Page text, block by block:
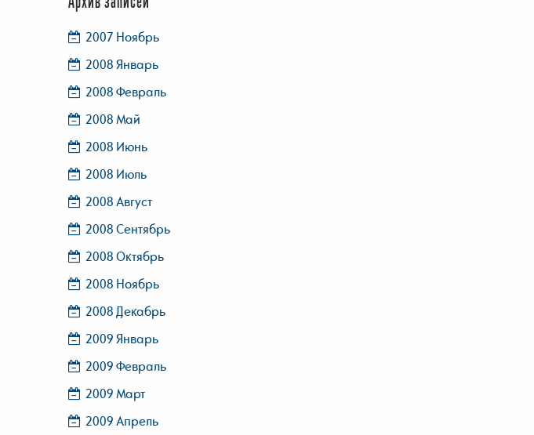
2007 Ноябрь
2008 Январь
2008 Февраль
2008 Май
2008 Июнь
2008 Июль
2008 Август
2008 Сентябрь
2008 Октябрь
2008 Ноябрь
2008 Декабрь
2009 Январь
2009 Февраль
2009 Март
2009 Апрель